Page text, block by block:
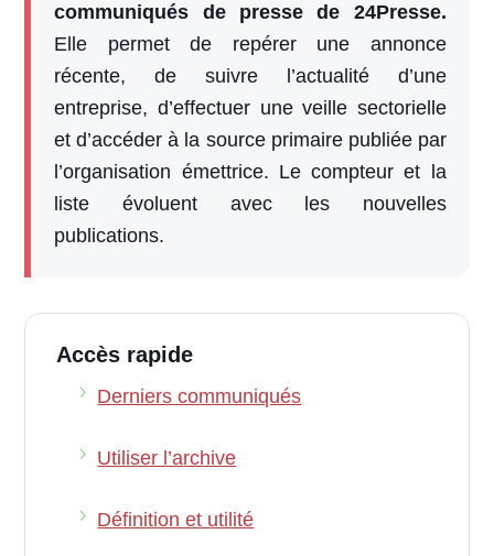
communiqués de presse de 24Presse.
Elle permet de repérer une annonce
récente, de suivre l’actualité d’une
entreprise, d’effectuer une veille sectorielle
et d’accéder à la source primaire publiée par
l’organisation émettrice. Le compteur et la
liste évoluent avec les nouvelles
publications.
Accès rapide
Derniers communiqués
Utiliser l’archive
Définition et utilité